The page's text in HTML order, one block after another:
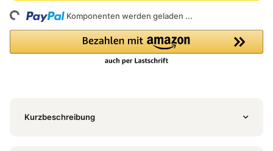
Komponenten werden geladen ...
Kurzbeschreibung